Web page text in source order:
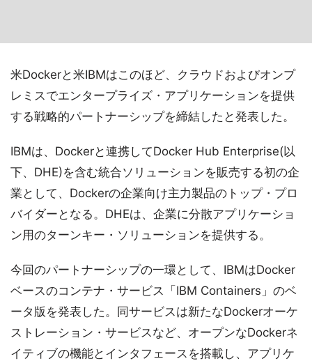
米Dockerと米IBMはこのほど、クラウドおよびオンプ
レミスでエンタープライズ・アプリケーションを提供
する戦略的パートナーシップを締結したと発表した。
IBMは、Dockerと連携してDocker Hub Enterprise(以
下、DHE)を含む統合ソリューションを販売する初の企
業として、Dockerの企業向け主力製品のトップ・プロ
バイダーとなる。DHEは、企業に分散アプリケーショ
ン用のターンキー・ソリューションを提供する。
今回のパートナーシップの一環として、IBMはDocker
ベースのコンテナ・サービス「IBM Containers」のベ
ータ版を発表した。同サービスは新たなDockerオーケ
ストレーション・サービスなど、オープンなDockerネ
イティブの機能とインタフェースを搭載し、アプリケ